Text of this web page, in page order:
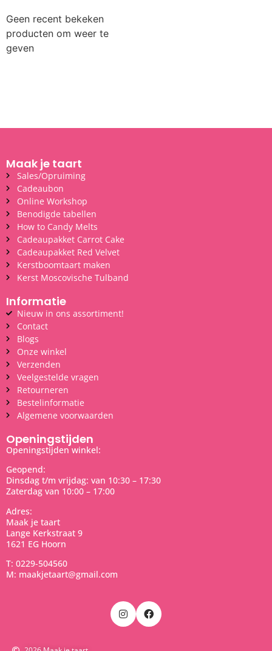
Geen recent bekeken
producten om weer te
geven
Maak je taart
Sales/Opruiming
Cadeaubon
Online Workshop
Benodigde tabellen
How to Candy Melts
Cadeaupakket Carrot Cake
Cadeaupakket Red Velvet
Kerstboomtaart maken
Kerst Moscovische Tulband
Informatie
Nieuw in ons assortiment!
Contact
Blogs
Onze winkel
Verzenden
Veelgestelde vragen
Retourneren
Bestelinformatie
Algemene voorwaarden
Openingstijden
Openingstijden winkel:
Geopend:
Dinsdag t/m vrijdag: van 10:30 – 17:30
Zaterdag van 10:00 – 17:00
Adres:
Maak je taart
Lange Kerkstraat 9
1621 EG Hoorn
T: 0229-504560
M: maakjetaart@gmail.com